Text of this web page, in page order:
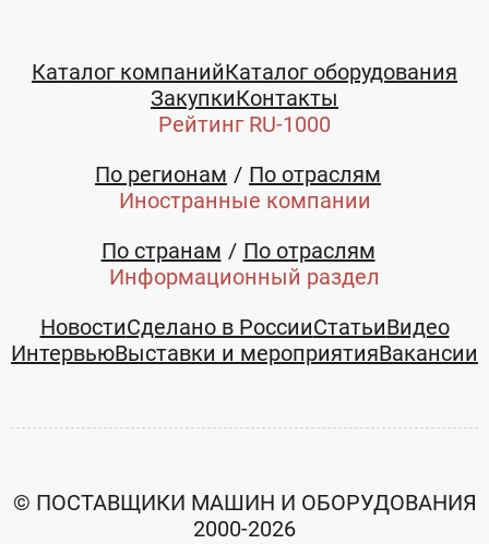
Каталог компанийКаталог оборудования
ЗакупкиКонтакты
Рейтинг RU-1000
По регионам
По отраслям
Иностранные компании
По странам
По отраслям
Информационный раздел
НовостиСделано в РоссииСтатьиВидео
ИнтервьюВыставки и мероприятияВакансии
© ПОСТАВЩИКИ МАШИН И ОБОРУДОВАНИЯ
2000-2026